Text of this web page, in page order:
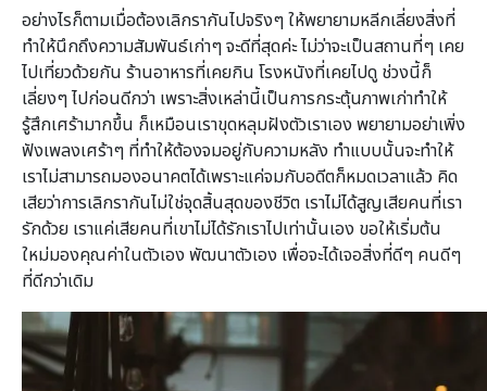
อย่างไรก็ตามเมื่อต้องเลิกรากันไปจริงๆ ให้พยายามหลีกเลี่ยงสิ่งที่
ทำให้นึกถึงความสัมพันธ์เก่าๆ จะดีที่สุดค่ะ ไม่ว่าจะเป็นสถานที่ๆ เคย
ไปเที่ยวด้วยกัน ร้านอาหารที่เคยกิน โรงหนังที่เคยไปดู ช่วงนี้ก็
เลี่ยงๆ ไปก่อนดีกว่า เพราะสิ่งเหล่านี้เป็นการกระตุ้นภาพเก่าทำให้
รู้สึกเศร้ามากขึ้น ก็เหมือนเราขุดหลุมฝังตัวเราเอง พยายามอย่าเพิ่ง
ฟังเพลงเศร้าๆ ที่ทำให้ต้องจมอยู่กับความหลัง ทำแบบนั้นจะทำให้
เราไม่สามารถมองอนาคตได้เพราะแค่จมกับอดีตก็หมดเวลาแล้ว คิด
เสียว่าการเลิกรากันไม่ใช่จุดสิ้นสุดของชีวิต เราไม่ได้สูญเสียคนที่เรา
รักด้วย เราแค่เสียคนที่เขาไม่ได้รักเราไปเท่านั้นเอง ขอให้เริ่มต้น
ใหม่มองคุณค่าในตัวเอง พัฒนาตัวเอง เพื่อจะได้เจอสิ่งที่ดีๆ คนดีๆ
ที่ดีกว่าเดิม